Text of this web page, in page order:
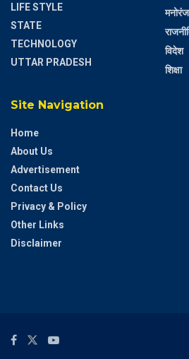
LIFE STYLE
STATE
TECHNOLOGY
UTTAR PRADESH
विदेश
शिक्षा
Site Navigation
Home
About Us
Advertisement
Contact Us
Privacy & Policy
Other Links
Disclaimer